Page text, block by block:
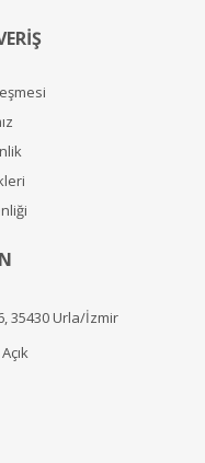
35430 Urla/İzmir